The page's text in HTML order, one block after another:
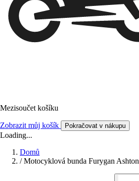
Mezisoučet košíku
Zobrazit můj košík Pokračovat v nákupu
Loading...
Domů
/ Motocyklová bunda Furygan Ashton